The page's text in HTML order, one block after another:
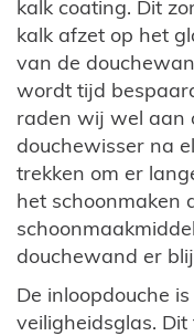
kalk coating. Dit
kalk afzet op het
van de
wordt tijd
raden wij wel aan
douchewisser na
trekken om er
het schoonmaken
douchewand er
De inloopdouche
veiligheidsglas.